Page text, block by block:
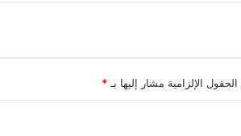
الحقول الإلزامية مشار إليها بـ *